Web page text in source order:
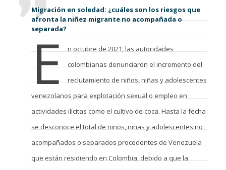
Migración en soledad: ¿cuáles son los riesgos que
afronta la niñez migrante no acompañada o
separada?
E
n octubre de 2021, las autoridades
colombianas denunciaron el incremento del
reclutamiento de niños, niñas y adolescentes
venezolanos para explotación sexual o empleo en
actividades ilícitas como el cultivo de coca. Hasta la fecha
se desconoce el total de niños, niñas y adolescentes no
acompañados o separados procedentes de Venezuela
que están residiendo en Colombia, debido a que la